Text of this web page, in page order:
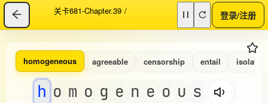
关卡681-Chapter.39 / 登录/注册
homogeneous agreeable censorship entail isolate
h o m o g e n e o u s